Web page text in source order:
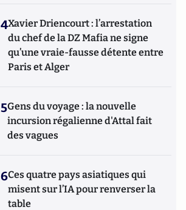
4Xavier Driencourt : l’arrestation
du chef de la DZ Mafia ne signe
qu’une vraie-fausse détente entre
Paris et Alger
5Gens du voyage : la nouvelle
incursion régalienne d'Attal fait
des vagues
6Ces quatre pays asiatiques qui
misent sur l’IA pour renverser la
table